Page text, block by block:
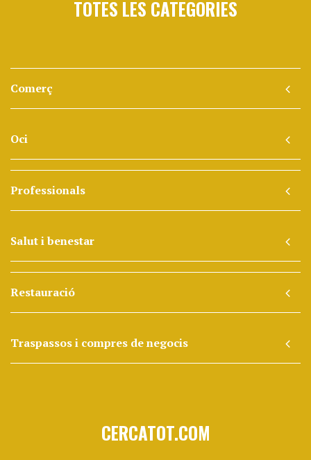
TOTES LES CATEGORIES
Comerç
Oci
Professionals
Salut i benestar
Restauració
Traspassos i compres de negocis
CERCATOT.COM